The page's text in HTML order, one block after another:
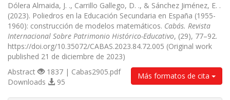
Dólera Almaida, J. ., Carrillo Gallego, D. ., & Sánchez Jiménez, E. .
(2023). Poliedros en la Educación Secundaria en España (1955-
1960): construcción de modelos matemáticos. Cabás. Revista
Internacional Sobre Patrimonio Histórico-Educativo, (29), 77–92.
https://doi.org/10.35072/CABAS.2023.84.72.005 (Original work
published 21 de diciembre de 2023)
Más formatos de cita
Abstract
1837 | Cabas2905.pdf
Downloads
95